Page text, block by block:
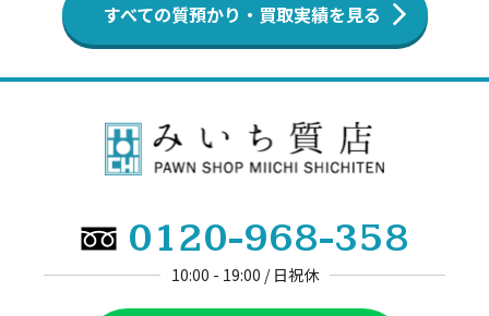
すべての質預かり・買取実績を見る
0120-968-358
10:00 - 19:00 / 日祝休